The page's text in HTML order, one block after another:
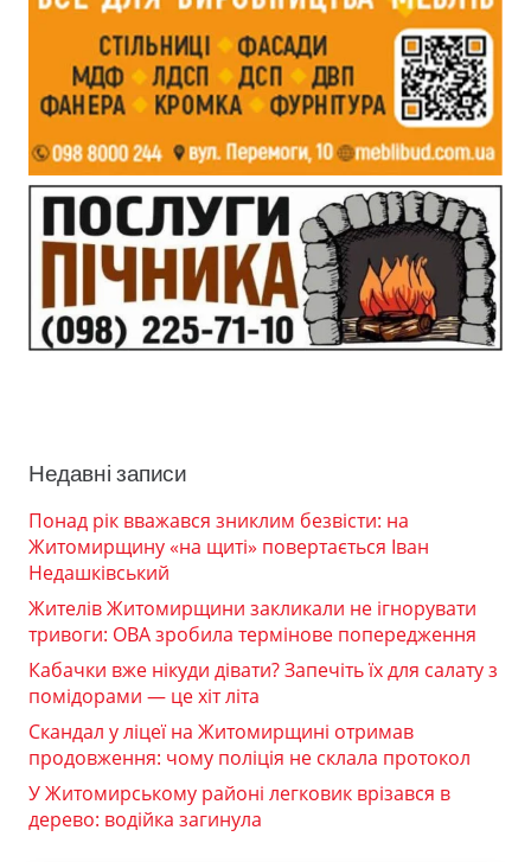
Недавні записи
Понад рік вважався зниклим безвісти: на
Житомирщину «на щиті» повертається Іван
Недашківський
Жителів Житомирщини закликали не ігнорувати
тривоги: ОВА зробила термінове попередження
Кабачки вже нікуди дівати? Запечіть їх для салату з
помідорами — це хіт літа
Скандал у ліцеї на Житомирщині отримав
продовження: чому поліція не склала протокол
У Житомирському районі легковик врізався в
дерево: водійка загинула